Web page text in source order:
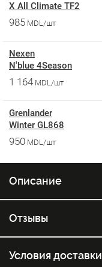
X All Climate TF2
985 MDL/шт
Nexen
N'blue 4Season
1 164 MDL/шт
Grenlander
Winter GL868
950 MDL/шт
Описание
Отзывы
Условия доставки